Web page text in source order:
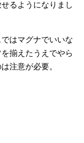
るようになりまし
はマグナでいいな
揃えたうえでやら
注意が必要。